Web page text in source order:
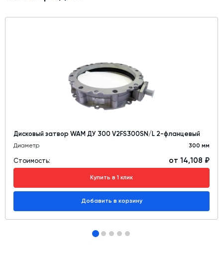
Дисковый затвор WAM ДУ 300 V2FS300SN/L 2-фланцевый
Диаметр 300 мм
Стоимость: от 14,108 ₽
Купить в 1 клик
Добавить в корзину